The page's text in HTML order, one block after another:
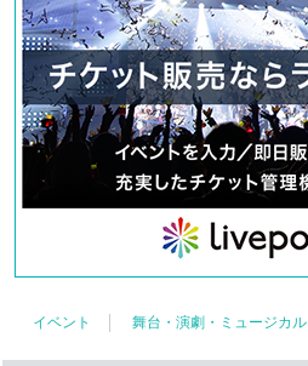
イベント 舞台・演劇・ミュージカル